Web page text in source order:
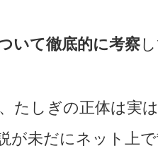
いて徹底的に考察
たしぎの正体は実は
が未だにネット上